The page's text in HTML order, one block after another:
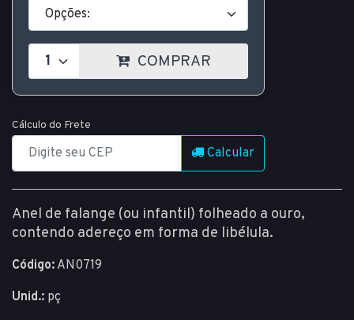
COMPRAR
Cálculo do Frete
Calcular
Anel de falange (ou infantil) folheado a ouro,
contendo adereço em forma de libélula.
Código: AN0719
Unid.: pç